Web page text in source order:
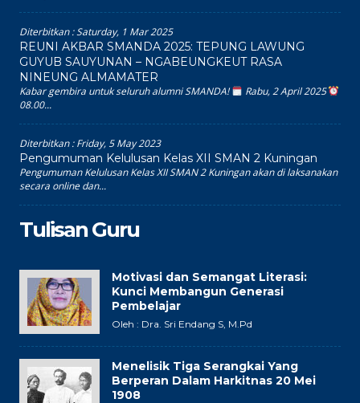
Diterbitkan :Saturday, 1 Mar 2025
REUNI AKBAR SMANDA 2025: TEPUNG LAWUNG
GUYUB SAUYUNAN – NGABEUNGKEUT RASA
NINEUNG ALMAMATER
Kabar gembira untuk seluruh alumni SMANDA!
Rabu, 2 April 2025
08.00...
Diterbitkan :Friday, 5 May 2023
Pengumuman Kelulusan Kelas XII SMAN 2 Kuningan
Pengumuman Kelulusan Kelas XII SMAN 2 Kuningan akan di laksanakan
secara online dan...
Tulisan Guru
Motivasi dan Semangat Literasi:
Kunci Membangun Generasi
Pembelajar
Oleh : Dra. Sri Endang S, M.Pd
Menelisik Tiga Serangkai Yang
Berperan Dalam Harkitnas 20 Mei
1908